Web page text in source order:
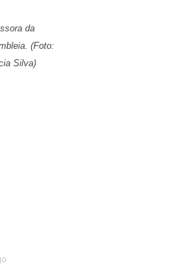
da
(Foto:
Silva)